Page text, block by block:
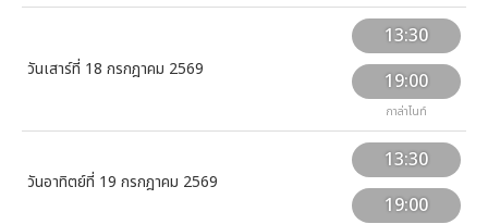
วันเสาร์ที่ 18 กรกฎาคม 2569
13:30
19:00
กาล่าไนท์
วันอาทิตย์ที่ 19 กรกฎาคม 2569
13:30
19:00